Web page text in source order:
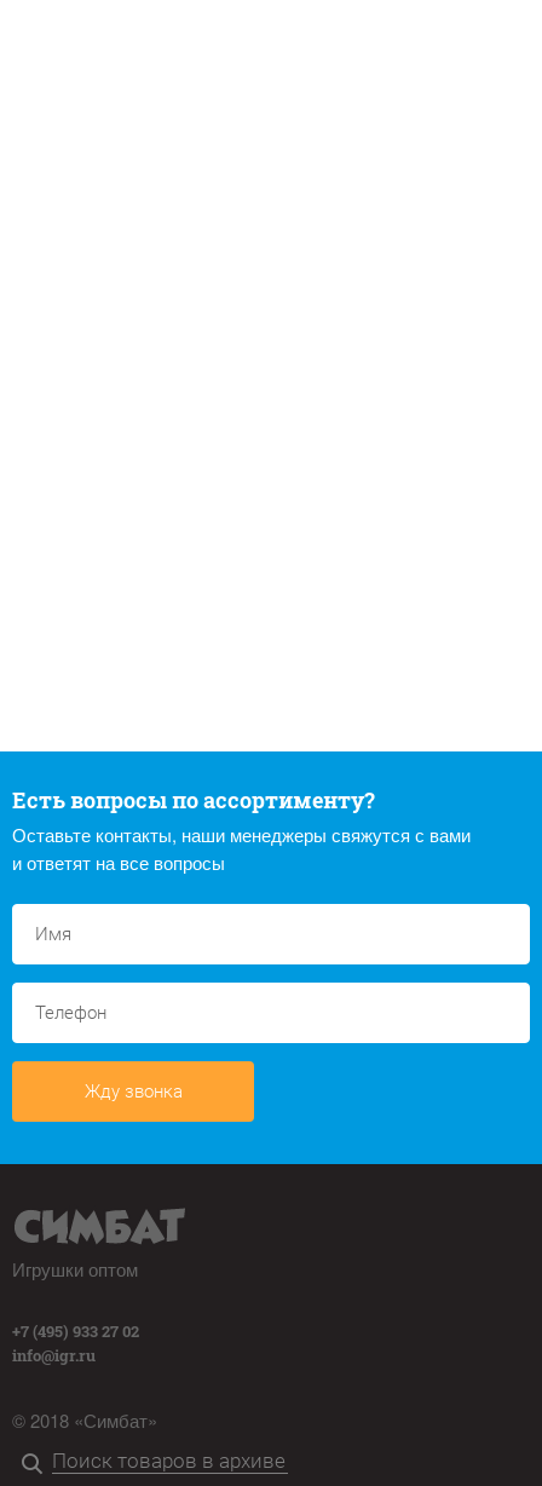
Есть вопросы по ассортименту?
Оставьте контакты, наши менеджеры свяжутся с вами
и ответят на все вопросы
Жду звонка
Игрушки оптом
+7 (495) 933 27 02
info@igr.ru
© 2018 «Симбат»